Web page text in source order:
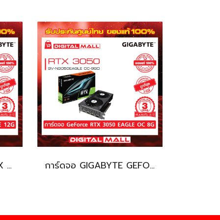
การ์ดจอ GIGABYTE RTX 3080 (VGA) การ์ดจอ GIGABYTE GEFORCE RTX 3050 (VGA)